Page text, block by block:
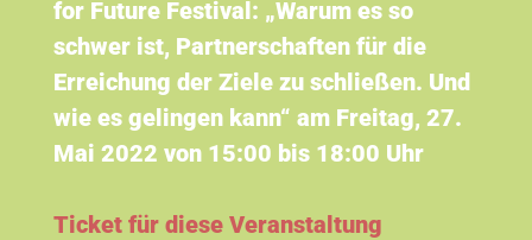
for Future Festival: „Warum es so
schwer ist, Partnerschaften für die
Erreichung der Ziele zu schließen. Und
wie es gelingen kann“ am Freitag, 27.
Mai 2022 von 15:00 bis 18:00 Uhr
Ticket für diese Veranstaltung